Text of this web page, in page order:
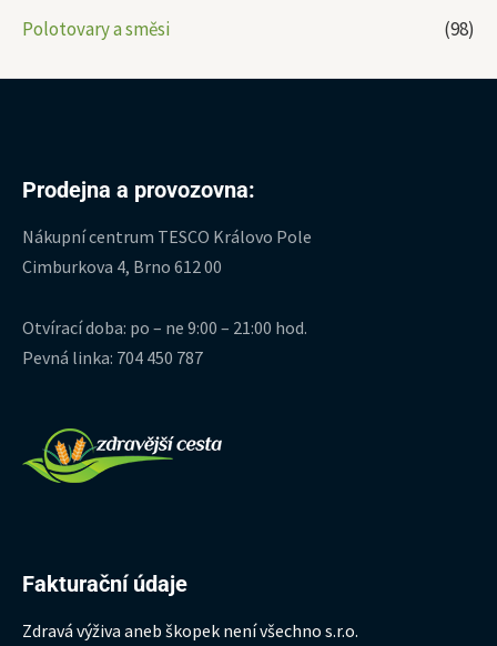
Polotovary a směsi
(98)
Prodejna a provozovna:
Nákupní centrum TESCO Královo Pole
Cimburkova 4, Brno 612 00
Otvírací doba: po – ne 9:00 – 21:00 hod.
Pevná linka: 704 450 787
Fakturační údaje
Zdravá výživa aneb škopek není všechno s.r.o.